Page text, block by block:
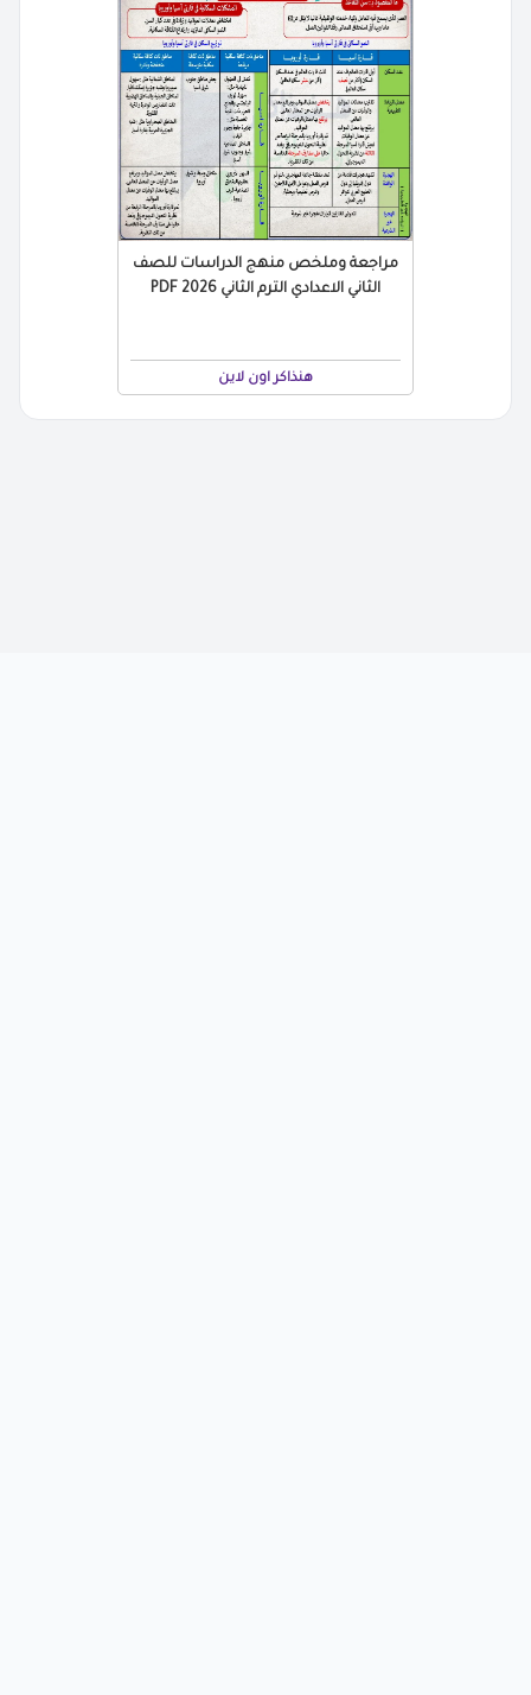
مراجعة وملخص منهج الدراسات للصف
الثاني الاعدادي الترم الثاني 2026 PDF
هنذاكر اون لاين